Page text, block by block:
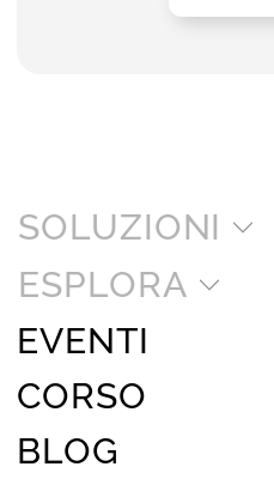
SOLUZIONI
ESPLORA
EVENTI
CORSO
BLOG